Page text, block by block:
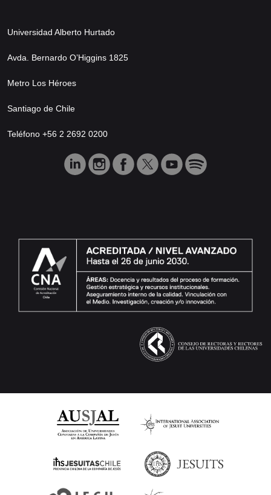
Universidad Alberto Hurtado
Avda. Bernardo O’Higgins 1825
Metro Los Héroes
Santiago de Chile
Teléfono +56 2 2692 0200